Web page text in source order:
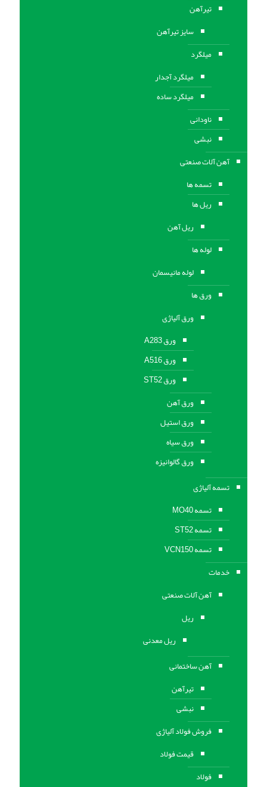
تیرآهن
سایز تیرآهن
میلگرد
میلگرد آجدار
میلگرد ساده
ناودانی
نبشی
آهن آلات صنعتی
تسمه ها
ریل ها
ریل آهن
لوله ها
لوله مانیسمان
ورق ها
ورق آلیاژی
ورق A283
ورق A516
ورق ST52
ورق آهن
ورق استیل
ورق سیاه
ورق گالوانیزه
تسمه آلیاژی
تسمه MO40
تسمه ST52
تسمه VCN150
خدمات
آهن آلات صنعتی
ریل
ریل معدنی
آهن ساختمانی
تیرآهن
نبشی
فروش فولاد آلیاژی
قیمت فولاد
فولاد